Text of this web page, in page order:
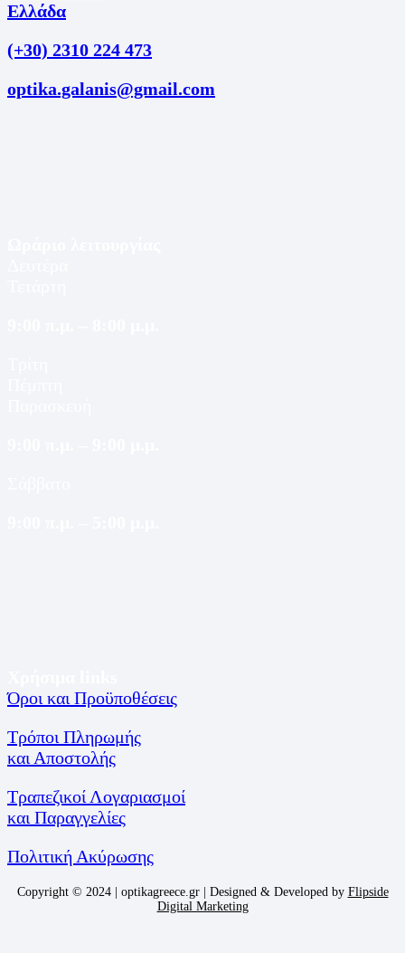
Ελλάδα
(+30) 2310 224 473
optika.galanis@gmail.com
Όροι και Προϋποθέσεις
Τρόποι Πληρωμής
και Αποστολής
Τραπεζικοί Λογαριασμοί
και Παραγγελίες
Πολιτική Ακύρωσης
Copyright © 2024 | optikagreece.gr | Designed & Developed by Flipside
Digital Marketing